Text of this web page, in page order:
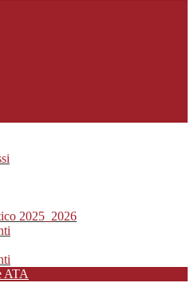
2025_2026
ATA